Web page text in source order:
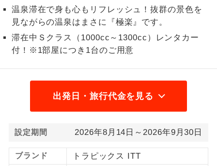
温泉滞在で身も心もリフレッシュ！抜群の景色を
見ながらの温泉はまさに『極楽』です。
滞在中Ｓクラス（1000cc～1300cc）レンタカー
付！※1部屋につき1台のご用意
出発日・旅行代金を見る
設定期間 2026年8月14日～2026年9月30日
ブランド トラピックス ITT
トラベルイヤ
ホン
周りの音を気にせず、ガイドさんの説明
をじっくり聞くことができます。
1名様催行
1名様から出発可能な個人型プランで
す。
2名様から出発可能な個人型プランで
す。
加限定
スです。
1名様1室同代
1名様1室利用でも追加料金がかからない
コースです。